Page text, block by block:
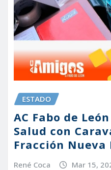
ESTADO
AC Fabo de
Salud con
Fracción Nueva
René Coca Mar 15,